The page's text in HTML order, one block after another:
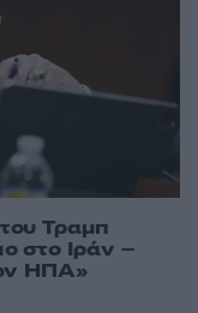
Τραμπ
στο Ιράν –
ΗΠΑ»